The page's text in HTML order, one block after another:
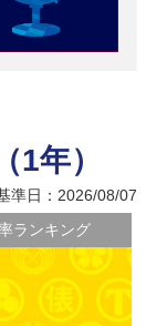
1年）
準日：2026/08/07
ランキング